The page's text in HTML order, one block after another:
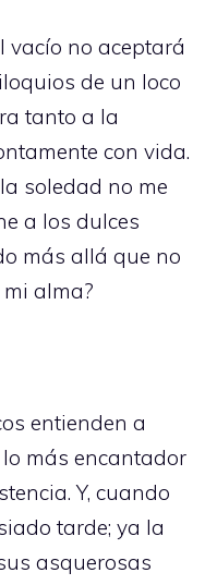
vacío no aceptará
de un loco
tanto a la
con vida.
soledad no me
a los dulces
más allá que no
alma?
entienden a
más encantador
Y, cuando
tarde; ya la
asquerosas